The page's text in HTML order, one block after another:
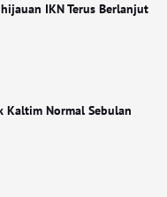
IKN Terus Berlanjut
Kaltim Normal Sebulan